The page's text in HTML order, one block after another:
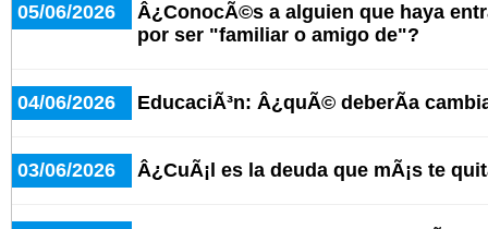
05/06/2026
Â¿ConocÃ©s a alguien que haya
por ser "familiar o amigo de"?
04/06/2026 EducaciÃ³n: Â¿quÃ© deberÃ­a
03/06/2026 Â¿CuÃ¡l es la deuda que mÃ¡s te